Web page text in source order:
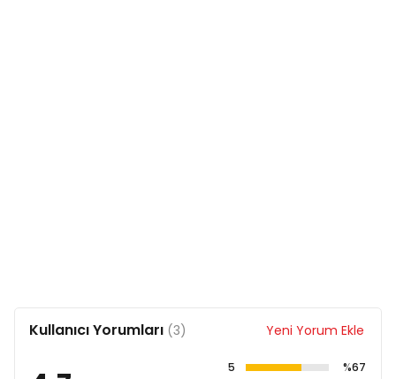
Kullanıcı Yorumları (3) Yeni Yorum Ekle
5 %67